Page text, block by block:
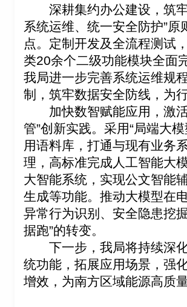
深耕集约办公建设 ， 筑
系统运维、统一安全防护”原
点。 定制开发及全流程测试
类20余个二级功能模块全面
我局进一步完善系统运维规
制，筑牢数据安全防线，为
加快数智赋能应用 ， 激
管”创新实践。采用“局端大模
用语料库，打通与现有业务
理 ， 高标准完成人工智能大
大智能系统，实现公文智能
生成等功能。推动大模型在
异常行为识别、安全隐患挖
据跑”的转变。
下一步，我局将持续深
统功能， 拓展应用场景 ， 强
增效，为南方区域能源高质